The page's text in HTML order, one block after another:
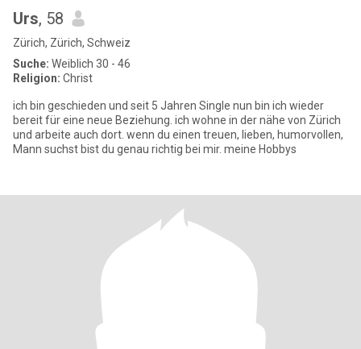
Urs, 58
Zürich, Zürich, Schweiz
Suche: Weiblich 30 - 46
Religion: Christ
ich bin geschieden und seit 5 Jahren Single nun bin ich wieder
bereit für eine neue Beziehung. ich wohne in der nähe von Zürich
und arbeite auch dort. wenn du einen treuen, lieben, humorvollen,
Mann suchst bist du genau richtig bei mir. meine Hobbys